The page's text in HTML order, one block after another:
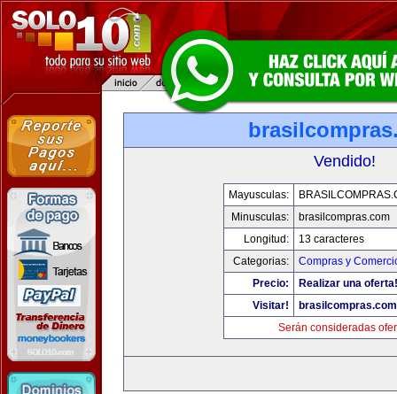
Vendido!
Mayusculas:
Minusculas:
brasilcompras.com
Longitud:
13 caracteres
Categorias:
Compras y
Precio:
Realizar una oferta!
Visitar!
brasilcompras.com
Serán consideradas